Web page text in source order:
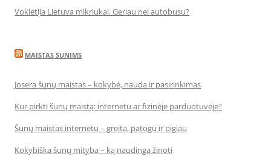
Vokietija Lietuva mikriukai. Geriau nei autobusu?
MAISTAS SUNIMS
Josera šunų maistas – kokybė, nauda ir pasirinkimas
Kur pirkti šunų maistą: internetu ar fizinėje parduotuvėje?
Šunų maistas internetu – greita, patogu ir pigiau
Kokybiška šunų mityba – ką naudinga žinoti